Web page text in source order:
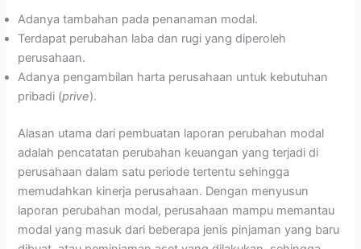
Adanya tambahan pada penanaman modal.
Terdapat perubahan laba dan rugi yang diperoleh
perusahaan.
Adanya pengambilan harta perusahaan untuk kebutuhan
pribadi (prive).
Alasan utama dari pembuatan laporan perubahan modal
adalah pencatatan perubahan keuangan yang terjadi di
perusahaan dalam satu periode tertentu sehingga
memudahkan kinerja perusahaan. Dengan menyusun
laporan perubahan modal, perusahaan mampu memantau
modal yang masuk dari beberapa jenis pinjaman yang baru